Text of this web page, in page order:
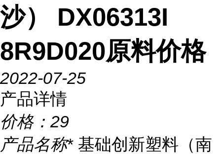
沙） DX06313I
8R9D020原料价格
2022-07-25
产品详情
价格： 29
产品名称* 基础创新塑料（南